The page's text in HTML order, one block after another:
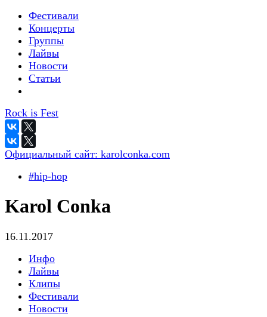
Фестивали
Концерты
Группы
Лайвы
Новости
Статьи
Rock is Fest
Официальный сайт: karolconka.com
#hip-hop
Karol Conka
16.11.2017
Инфо
Лайвы
Клипы
Фестивали
Новости